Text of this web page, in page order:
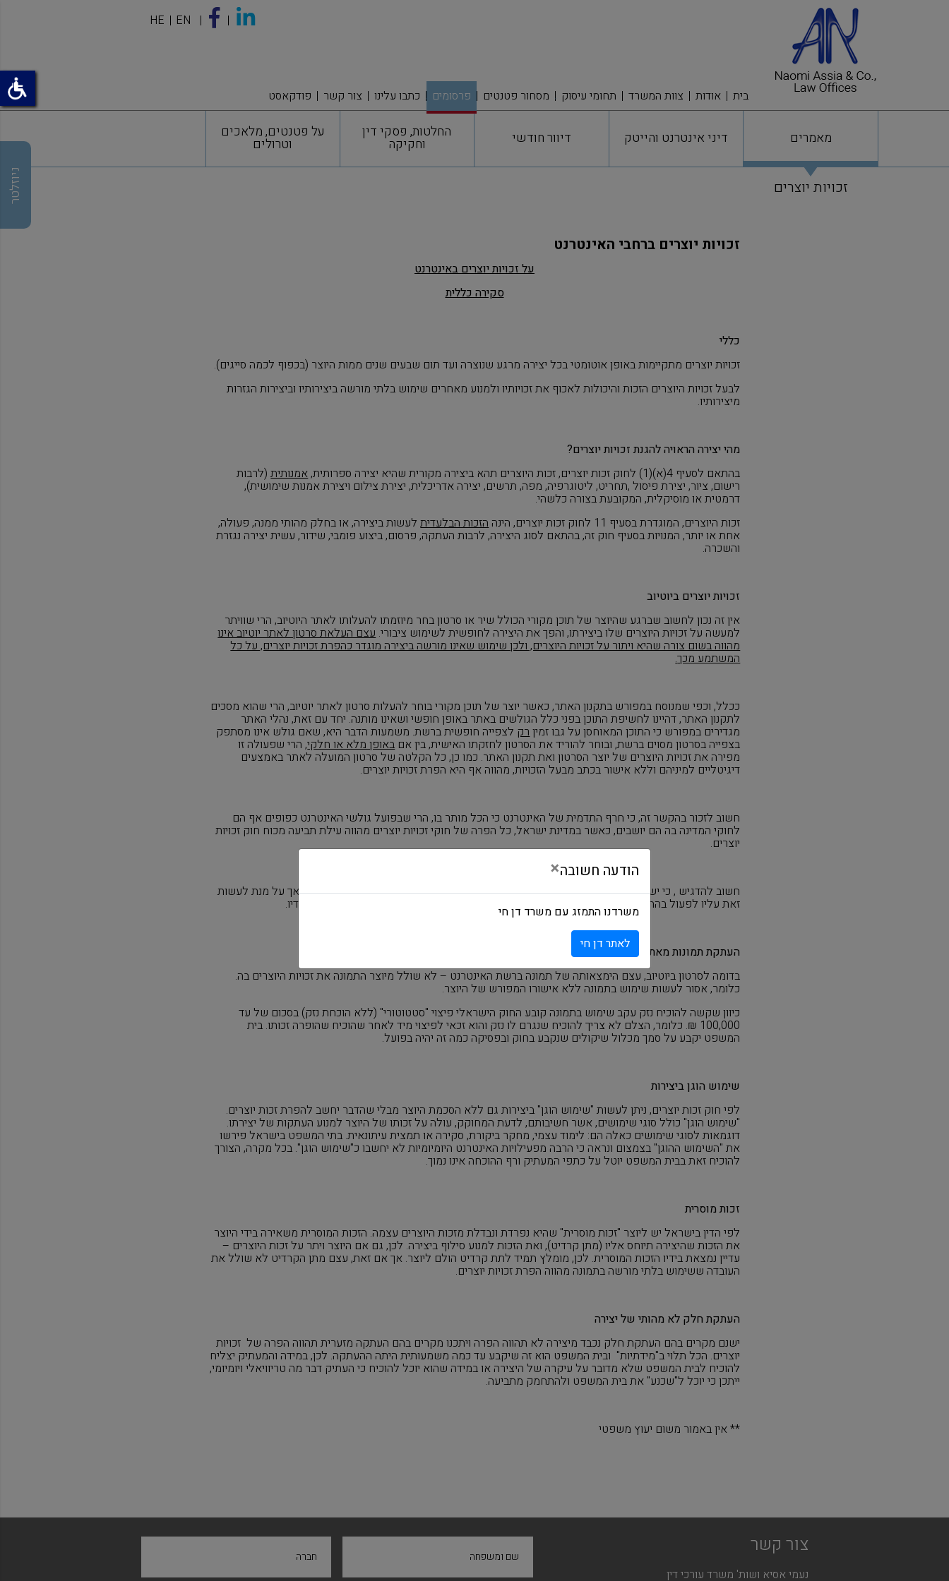
HE EN
בית אודות צוות המשרד תחומי עיסוק מסחור פטנטים פרסומים כתבו עלינו צור קשר פודקאסט
מאמרים
זכויות יוצרים
דיני אינטרנט והייטק דיוור חודשי החלטות, פסקי דין
וחקיקה
על פטנטים, מלאכים
וטרולים
זכויות יוצרים ברחבי האינטרנט
על זכויות יוצרים באינטרנט
סקירה כללית
כללי
זכויות יוצרים מתקיימות באופן אוטומטי בכל יצירה מרגע שנוצרה ועד תום שבעים שנים ממות היוצר (בכפוף לכמה סייגים).
לבעל זכויות היוצרים הזכות והיכולות לאכוף את זכויותיו ולמנוע מאחרים שימוש בלתי מורשה ביצירותיו וביצירות הגזרות
מיצירותיו.
מהי יצירה הראויה להגנת זכויות יוצרים?
בהתאם לסעיף 4(א)(1) לחוק זכות יוצרים, זכות היוצרים תהא ביצירה מקורית שהיא יצירה ספרותית,
אמנותית(לרבות
רישום, ציור, יצירת פיסול ,תחריט, ליטוגרפיה, מפה, תרשים, יצירה אדריכלית, יצירת צילום ויצירת אמנות שימושית),
דרמטית או מוסיקלית, המקובעת בצורה כלשהי.
זכות היוצרים, המוגדרת בסעיף 11 לחוק זכות יוצרים, הינה
הזכות הבלעדיתלעשות ביצירה, או בחלק מהותי ממנה, פעולה,
אחת או יותר, המנויות בסעיף חוק זה, בהתאם לסוג היצירה, לרבות העתקה, פרסום, ביצוע פומבי, שידור, עשית יצירה נגזרת
והשכרה.
זכויות יוצרים ביוטיוב
אין זה נכון לחשוב שברגע שהיוצר של תוכן מקורי הכולל שיר או סרטון בחר מיוזמתו להעלותו לאתר היוטיוב, הרי שוויתר
למעשה על זכויות היוצרים שלו ביצירתו, והפך את היצירה לחופשית לשימוש ציבורי.עצם העלאת סרטון לאתר יוטיוב אינו
מהווה בשום צורה שהיא ויתור על זכויות היוצרים, ולכן שימוש שאינו מורשה ביצירה מוגדר כהפרת זכויות יוצרים, על כל
המשתמע מכך.
ככלל, וכפי שמנוסח במפורש בתקנון האתר, כאשר יוצר של תוכן מקורי בוחר להעלות סרטון לאתר יוטיוב, הרי שהוא מסכים
לתקנון האתר, דהיינו לחשיפת התוכן בפני כלל הגולשים באתר באופן חופשי ושאינו מותנה. יחד עם זאת, נהלי האתר
מגדירים במפורש כי התוכן המאוחסן על גבו זמיןרק לצפייה חופשית ברשת. משמעות הדבר היא, שאם גולש אינו מסתפק
בצפייה בסרטון מסוים ברשת, ובוחר להוריד את הסרטון לחזקתו האישית, בין אםבאופן מלא או חלקי, הרי שפעולה זו
מפירה את זכויות היוצרים של יוצר הסרטון ואת תקנון האתר. כמו כן, כל הקלטה של סרטון המועלה לאתר באמצעים
דיגיטליים למיניהם וללא אישור בכתב מבעל הזכויות, מהווה אף היא הפרת זכויות יוצרים.
חשוב לזכור בהקשר זה, כי חרף התדמית של האינטרנט כי הכל מותר בו, הרי שבפועל גולשי האינטרנט כפופים אף הם
לחוקי המדינה בה הם יושבים, כאשר במדינת ישראל, כל הפרה של חוקי זכויות יוצרים מהווה עילת תביעה מכוח חוק זכויות
יוצרים.
חשוב להדגיש , כי יש באפשרות המחזיק בזכויות היוצרים על יצירה מקורית לוותר על הגנה זו בכל עת, אך על מנת לעשות
זאת עליו לפעול בהתאם לנהלים, וזאת לרבות הודעה רשמית בדבר ויתורו על זכויות היוצרים הנתונות בידיו.
העתקת תמונות מאתר אינטרנט ללא רשות
בדומה לסרטון ביוטיוב, עצם הימצאותה של תמונה ברשת האינטרנט – לא שולל מיוצר התמונה את זכויות היוצרים בה.
כלומר, אסור לעשות שימוש בתמונה ללא אישורו המפורש של היוצר.
כיוון שקשה להוכיח נזק עקב שימוש בתמונה קובע החוק הישראלי פיצוי "סטטוטורי" (ללא הוכחת נזק) בסכום של עד
100,000 ₪. כלומר, הצלם לא צריך להוכיח שנגרם לו נזק והוא זכאי לפיצוי מיד לאחר שהוכיח שהופרה זכותו. בית
המשפט יקבע על סמך מכלול שיקולים שנקבע בחוק ובפסיקה כמה זה יהיה בפועל.
שימוש הוגן ביצירות
לפי חוק זכות יוצרים, ניתן לעשות "שימוש הוגן" ביצירות גם ללא הסכמת היוצר מבלי שהדבר יחשב להפרת זכות יוצרים.
"שימוש הוגן" כולל סוגי שימושים, אשר חשיבותם, לדעת המחוקק, עולה על זכותו של היוצר למנוע העתקות של יצירתו.
דוגמאות לסוגי שימושים כאלה הם: לימוד עצמי, מחקר ביקורת, סקירה או תמצית עיתונאית. בתי המשפט בישראל פירשו
את "השימוש ההוגן" בצמצום ונראה כי הרבה מפעילויות האינטרנט היומיומיות לא יחשבו כ"שימוש הוגן". בכל מקרה, הצורך
להוכיח זאת בבית המשפט יוטל על כתפי המעתיק ורף ההוכחה אינו נמוך.
זכות מוסרית
לפי הדין בישראל יש ליוצר "זכות מוסרית" שהיא נפרדת ונבדלת מזכות היוצרים עצמה. הזכות המוסרית משאירה בידי היוצר
את הזכות שהיצירה תיוחס אליו (מתן קרדיט), ואת הזכות למנוע סילוף ביצירה. לכן, גם אם היוצר ויתר על זכות היוצרים –
עדיין נמצאת בידיו הזכות המוסרית. לכן, מומלץ תמיד לתת קרדיט הולם ליוצר. אך אם זאת, עצם מתן הקרדיט לא שולל את
העובדה ששימוש בלתי מורשה בתמונה מהווה הפרת זכויות יוצרים.
העתקת חלק לא מהותי של יצירה
ישנם מקרים בהם העתקת חלק נכבד מיצירה לא תהווה הפרה ויתכנו מקרים בהם העתקה מזערית תהווה הפרה של זכויות
יוצרים. הכל תלוי ב"מידתיות" ובית המשפט הוא זה שיקבע עד כמה משמעותית היתה ההעתקה. לכן, במידה והמעתיק יצליח
להוכיח לבית המשפט שלא מדובר על עיקרה של היצירה או במידה שהוא יוכל להוכיח כי העתיק דבר מה טריוויאלי ויומיומי,
ייתכן כי יוכל ל"שכנע" את בית המשפט ולהתחמק מתביעה.
** אין באמור משום יעוץ משפטי
ניוזלטר
צור קשר
נעמי אסיא ושות' משרד עורכי דין
שם ומשפחה חברה
הודעה חשובה×
משרדנו התמזג עם משרד דן חי
לאתר דן חי